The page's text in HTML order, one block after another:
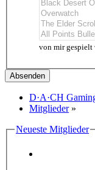
von mir gespielt
D·A·CH
Mitglieder »
Neueste Mitglieder